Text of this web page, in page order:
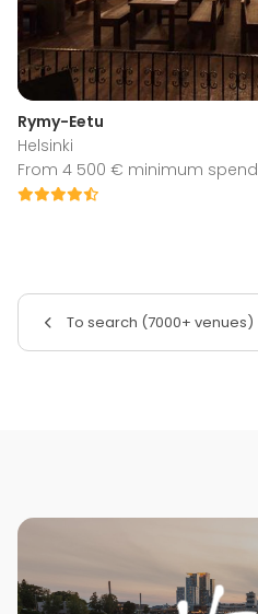
Rymy-Eetu
Helsinki
From 4 500 € minimum spend
To search (7000+ venues)